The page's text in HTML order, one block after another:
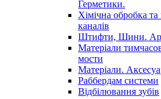
Герметики.
Хімічна обробка
каналів
Штифти, Шини.
Матеріали
мости
Матеріали.
Раббердам системи
Відбілювання зубів